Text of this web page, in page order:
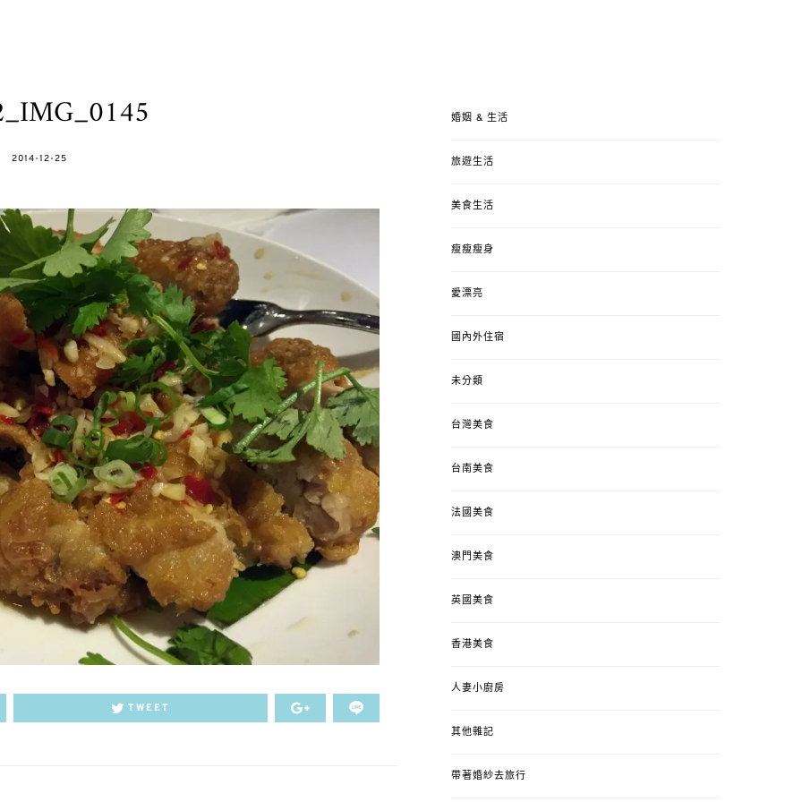
POSTED
2014-12-25
TWEET
婚姻 & 生活
旅遊生活
美食生活
瘦瘦瘦身
愛漂亮
國內外住宿
未分類
台灣美食
台南美食
法國美食
澳門美食
英國美食
香港美食
人妻小廚房
其他雜記
帶著婚紗去旅行